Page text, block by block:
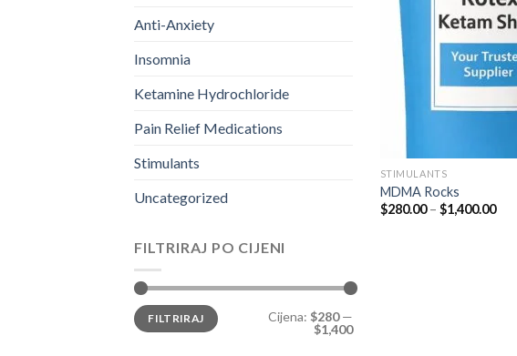
Anti-Anxiety
Insomnia
Ketamine Hydrochloride
Pain Relief Medications
Stimulants
Uncategorized
FILTRIRAJ PO CIJENI
Min
cijena
Maks
cijenaFILTRIRAJ Cijena: $280—
$1,400
STIMULANTS
MDMA Rocks
$280.00 – $1,400.00